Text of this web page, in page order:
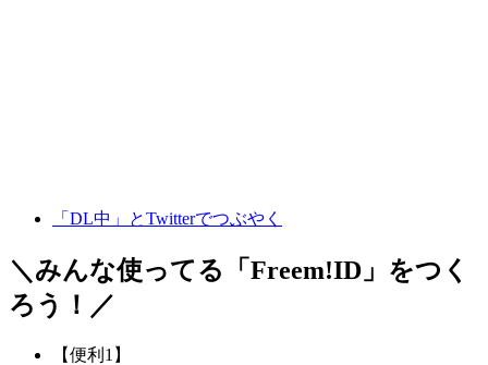
「DL中」とTwitterでつぶやく
＼みんな使ってる「 Freem!ID 」をつく
ろう！／
【便利1】